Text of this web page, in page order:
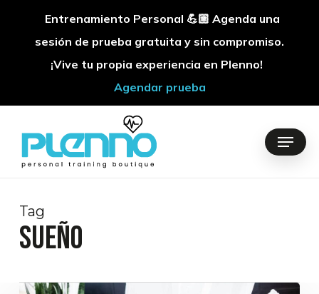
content
Menu
Tag
sueño
Entrenamiento Personal 💪🏼 Agenda una
sesión de prueba gratuita y sin compromiso.
¡Vive tu propia experiencia en Plenno!
Agendar prueba